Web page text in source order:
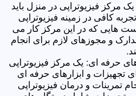
مرکز فیزیوتراپی در منزل باید
کافی در زمینه فیزیوتراپی
هایی که در این مرکز کار می
و مجوزهای لازم برای انجام
حرفه ای: یک مرکز فیزیوتراپی
تجهیزات و ابزارهای حرفه ای
تمرینات و درمان فیزیوتراپی